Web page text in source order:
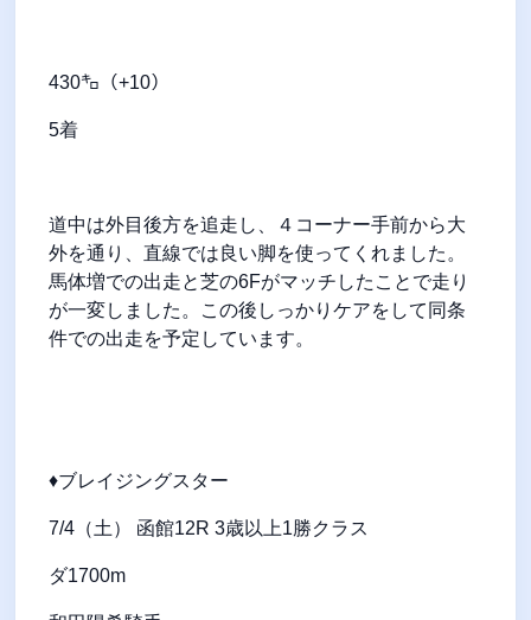
430㌔（+10）
5着
道中は外目後方を追走し、４コーナー手前から大
外を通り、直線では良い脚を使ってくれました。
馬体増での出走と芝の6Fがマッチしたことで走り
が一変しました。この後しっかりケアをして同条
件での出走を予定しています。
♦ブレイジングスター
7/4（土） 函館12R 3歳以上1勝クラス
ダ1700m